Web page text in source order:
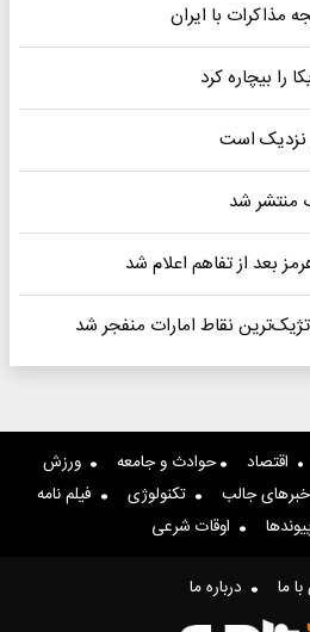
با ایران
نزدیک است
منتشر شد
بعد از تفاهم اعلام شد
نقاط امارات منفجر شد
اقتصاد حوادث و جامعه
ورزش
خبرهای جالب تکنولوژی
فیلم نامه
اوقات شرعی
ما درباره ما